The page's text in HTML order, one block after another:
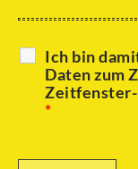
Ich bin
Daten zum
*